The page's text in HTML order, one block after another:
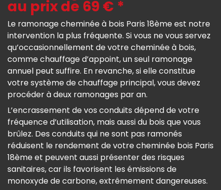
au prix de 69 € *
Le ramonage cheminée à bois Paris 18ème est notre
intervention la plus fréquente. Si vous ne vous servez
qu’occasionnellement de votre cheminée à bois,
comme chauffage d’appoint, un seul ramonage
annuel peut suffire. En revanche, si elle constitue
votre système de chauffage principal, vous devez
procéder à deux ramonages par an.
L’encrassement de vos conduits dépend de votre
fréquence d’utilisation, mais aussi du bois que vous
brûlez. Des conduits qui ne sont pas ramonés
réduisent le rendement de votre cheminée bois Paris
18ème et peuvent aussi présenter des risques
sanitaires, car ils favorisent les émissions de
monoxyde de carbone, extrêmement dangereuses.